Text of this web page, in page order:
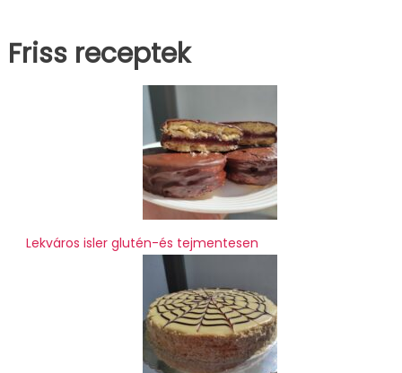
Friss receptek
Lekváros isler glutén-és tejmentesen